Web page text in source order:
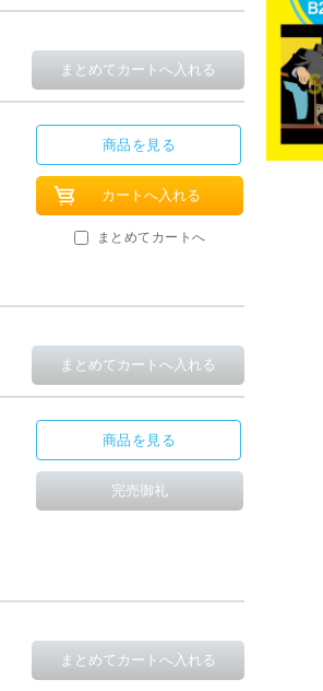
商品を見る
まとめてカートへ
商品を見る